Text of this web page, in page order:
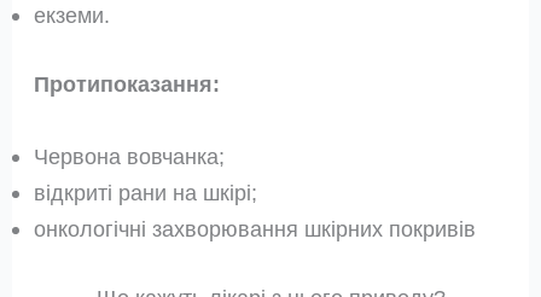
екземи.
Протипоказання:
Червона вовчанка;
відкриті рани на шкірі;
онкологічні захворювання шкірних покривів